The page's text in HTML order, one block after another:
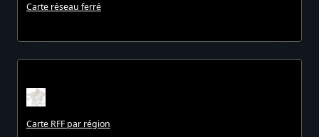
Carte réseau ferré
Carte RFF par région